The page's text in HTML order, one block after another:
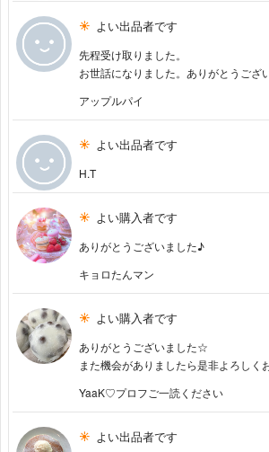
よい出品者です
先程受け取りました。
お世話になりました。ありがとうござ
アップルパイ
よい出品者です
H.T
よい購入者です
ありがとうございました♪
キョロたんマン
よい購入者です
ありがとうございました☆
また機会がありましたら是非よろしく
YaaK♡プロフご一読ください
よい出品者です